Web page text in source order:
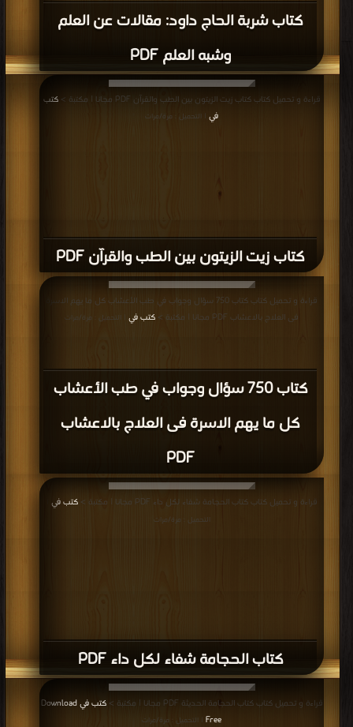
كتاب شربة الحاج داود: مقالات عن العلم
وشبه العلم PDF
كتاب زيت الزيتون بين الطب والقرآن PDF
قراءة و تحميل كتاب كتاب زيت الزيتون بين الطب والقرآن PDF مجانا | مكتبة >
كتب
في
| التحميل : مرة/مرات
كتاب 750 سؤال وجواب في طب الأعشاب
كل ما يهم الاسرة فى العلاج بالاعشاب
PDF
قراءة و تحميل كتاب كتاب 750 سؤال وجواب في طب الأعشاب كل ما يهم الاسرة
فى العلاج بالاعشاب PDF مجانا | مكتبة >
كتب في | التحميل : مرة/مرات
كتاب الحجامة شفاء لكل داء PDF
قراءة و تحميل كتاب كتاب الحجامة شفاء لكل داء PDF مجانا | مكتبة > كتب في
التحميل : مرة/مرات
قراءة و تحميل كتاب كتاب الحجامة الحديثة PDF مجانا | مكتبة >
كتب في Download
Free
| التحميل : مرة/مرات